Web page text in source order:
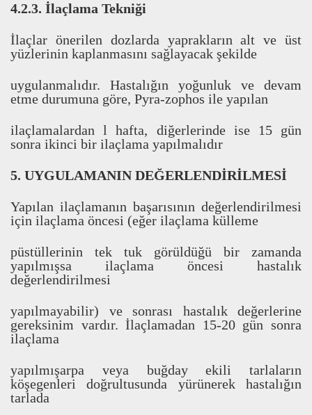
4.2.3. İlaçlama Tekniği
İlaçlar önerilen dozlarda yaprakların alt ve üst
yüzlerinin kaplanmasını sağlayacak şekilde
uygulanmalıdır. Hastalığın yoğunluk ve devam
etme durumuna göre, Pyra-zophos ile yapılan
ilaçlamalardan l hafta, diğerlerinde ise 15 gün
sonra ikinci bir ilaçlama yapılmalıdır
5. UYGULAMANIN DEĞERLENDİRİLMESİ
Yapılan ilaçlamanın başarısının değerlendirilmesi
için ilaçlama öncesi (eğer ilaçlama külleme
püstüllerinin tek tuk görüldüğü bir zamanda
yapılmışsa ilaçlama öncesi hastalık
değerlendirilmesi
yapılmayabilir) ve sonrası hastalık değerlerine
gereksinim vardır.İlaçlamadan 15-20 gün sonra
ilaçlama
yapılmışarpa veya buğday ekili tarlaların
köşegenleri doğrultusunda yürünerek hastalığın
tarlada